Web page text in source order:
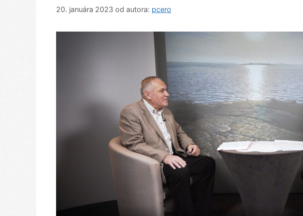
20. januára 2023 od autora: pcero